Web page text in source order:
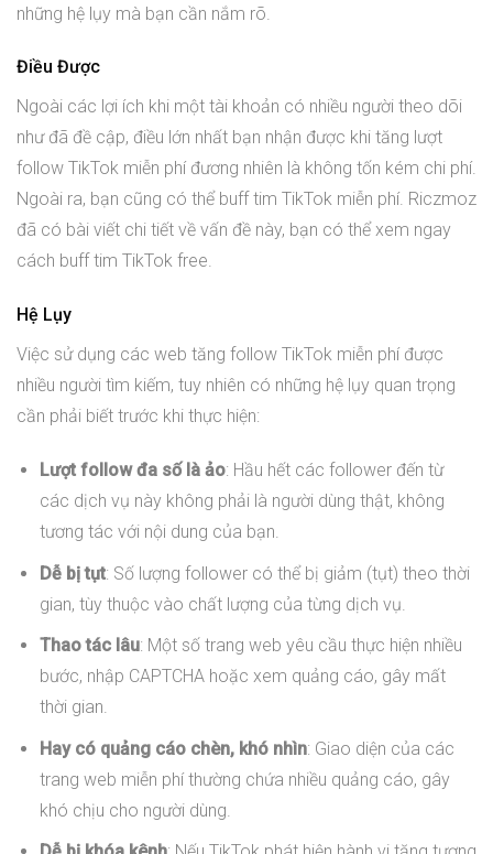
những hệ lụy mà bạn cần nắm rõ.
Điều Được
Ngoài các lợi ích khi một tài khoản có nhiều người theo dõi
như đã đề cập, điều lớn nhất bạn nhận được khi tăng lượt
follow TikTok miễn phí đương nhiên là không tốn kém chi phí.
Ngoài ra, bạn cũng có thể buff tim TikTok miễn phí. Riczmoz
đã có bài viết chi tiết về vấn đề này, bạn có thể xem ngay
cách buff tim TikTok free.
Hệ Lụy
Việc sử dụng các web tăng follow TikTok miễn phí được
nhiều người tìm kiếm, tuy nhiên có những hệ lụy quan trọng
cần phải biết trước khi thực hiện:
Lượt follow đa số là ảo: Hầu hết các follower đến từ
các dịch vụ này không phải là người dùng thật, không
tương tác với nội dung của bạn.
Dễ bị tụt: Số lượng follower có thể bị giảm (tụt) theo thời
gian, tùy thuộc vào chất lượng của từng dịch vụ.
Thao tác lâu: Một số trang web yêu cầu thực hiện nhiều
bước, nhập CAPTCHA hoặc xem quảng cáo, gây mất
thời gian.
Hay có quảng cáo chèn, khó nhìn: Giao diện của các
trang web miễn phí thường chứa nhiều quảng cáo, gây
khó chịu cho người dùng.